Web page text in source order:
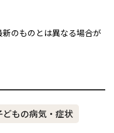
のものとは異なる場合が
どもの病気・症状